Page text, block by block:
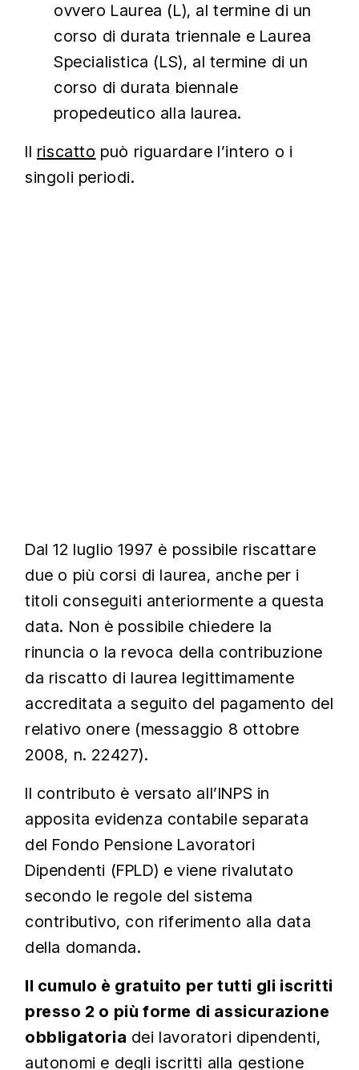
ovvero Laurea (L), al termine di un
corso di durata triennale e Laurea
Specialistica (LS), al termine di un
corso di durata biennale
propedeutico alla laurea.
Il riscatto può riguardare l’intero o i
singoli periodi.
Dal 12 luglio 1997 è possibile riscattare
due o più corsi di laurea, anche per i
titoli conseguiti anteriormente a questa
data. Non è possibile chiedere la
rinuncia o la revoca della contribuzione
da riscatto di laurea legittimamente
accreditata a seguito del pagamento del
relativo onere (messaggio 8 ottobre
2008, n. 22427).
Il contributo è versato all’INPS in
apposita evidenza contabile separata
del Fondo Pensione Lavoratori
Dipendenti (FPLD) e viene rivalutato
secondo le regole del sistema
contributivo, con riferimento alla data
della domanda.
Il cumulo è gratuito per tutti gli iscritti
presso 2 o più forme di assicurazione
obbligatoria dei lavoratori dipendenti,
autonomi e degli iscritti alla gestione